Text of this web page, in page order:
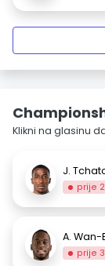
Klikni na glasinu
J.
prije
A. Wan-
prije